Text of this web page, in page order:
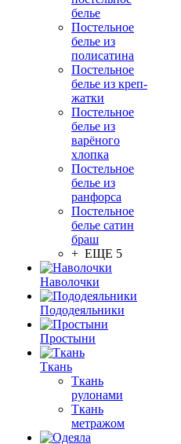
белье
Постельное
белье из
полисатина
Постельное
белье из креп-
жатки
Постельное
белье из
варёного
хлопка
Постельное
белье из
ранфорса
Постельное
белье сатин
браш
+ ЕЩЕ 5
Наволочки
Пододеяльники
Простыни
Ткань
Ткань
рулонами
Ткань
метражом